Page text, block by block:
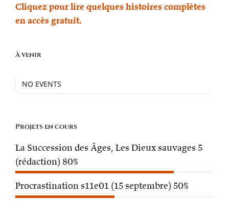
Cliquez pour lire quelques histoires complètes
en accès gratuit.
À venir
NO EVENTS
Projets en cours
La Succession des Âges, Les Dieux sauvages 5
(rédaction) 80%
Procrastination s11e01 (15 septembre) 50%